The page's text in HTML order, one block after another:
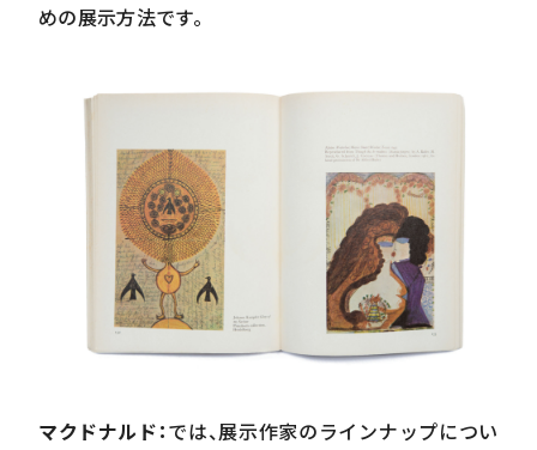
めの展示方法です。
マクドナルド： では、展示作家のラインナップについ